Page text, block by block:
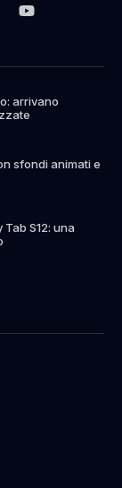
arrivano
sfondi animati e
Tab S12: una